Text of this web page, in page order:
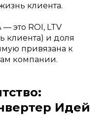
клиента.
это ROI, LTV
клиента) и доля
привязана к
компании.
Идей